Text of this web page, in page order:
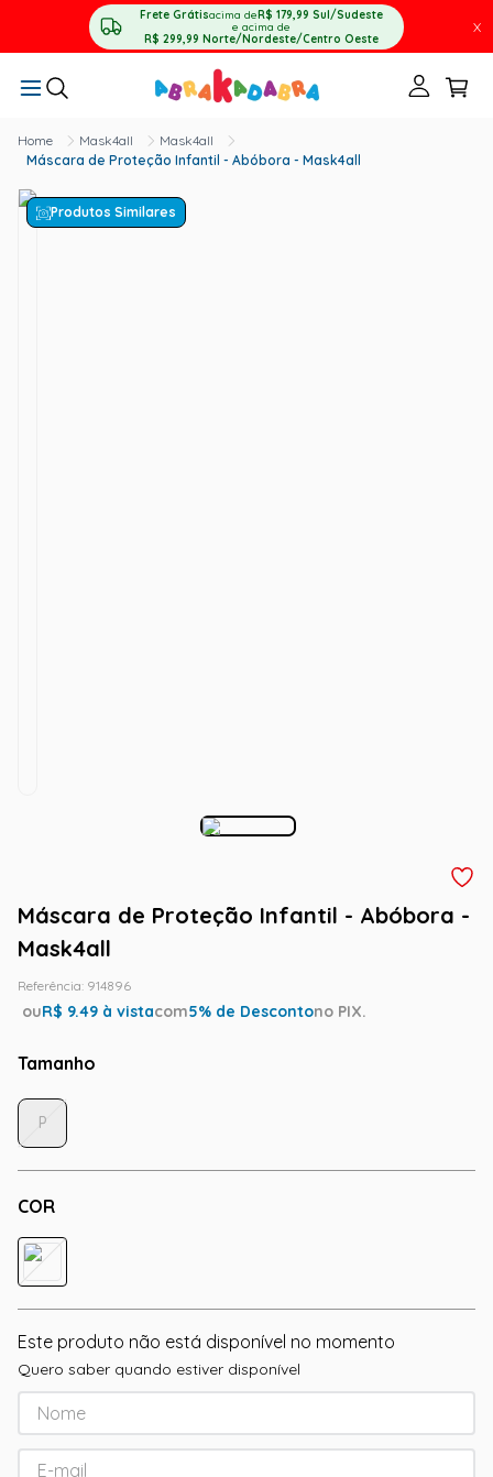
Frete Grátisacima deR$ 179,99 Sul/Sudeste
e acima de
R$ 299,99 Norte/Nordeste/Centro Oeste
X
Mask4all
Mask4all
Máscara de Proteção Infantil - Abóbora - Mask4all
Produtos Similares
Máscara de Proteção Infantil - Abóbora -
Mask4all
Referência: 914896
ouR$ 9.49 à vistacom5% de Descontono PIX.
Tamanho
COR
P
Este produto não está disponível no momento
Quero saber quando estiver disponível